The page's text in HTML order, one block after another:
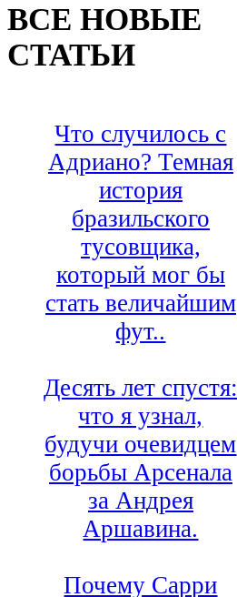
ВСЕ НОВЫЕ
СТАТЬИ
Что случилось с
Адриано? Темная
история
бразильского
тусовщика,
который мог бы
стать величайшим
фут..
Десять лет спустя:
что я узнал,
будучи очевидцем
борьбы Арсенала
за Андрея
Аршавина.
Почему Сарри